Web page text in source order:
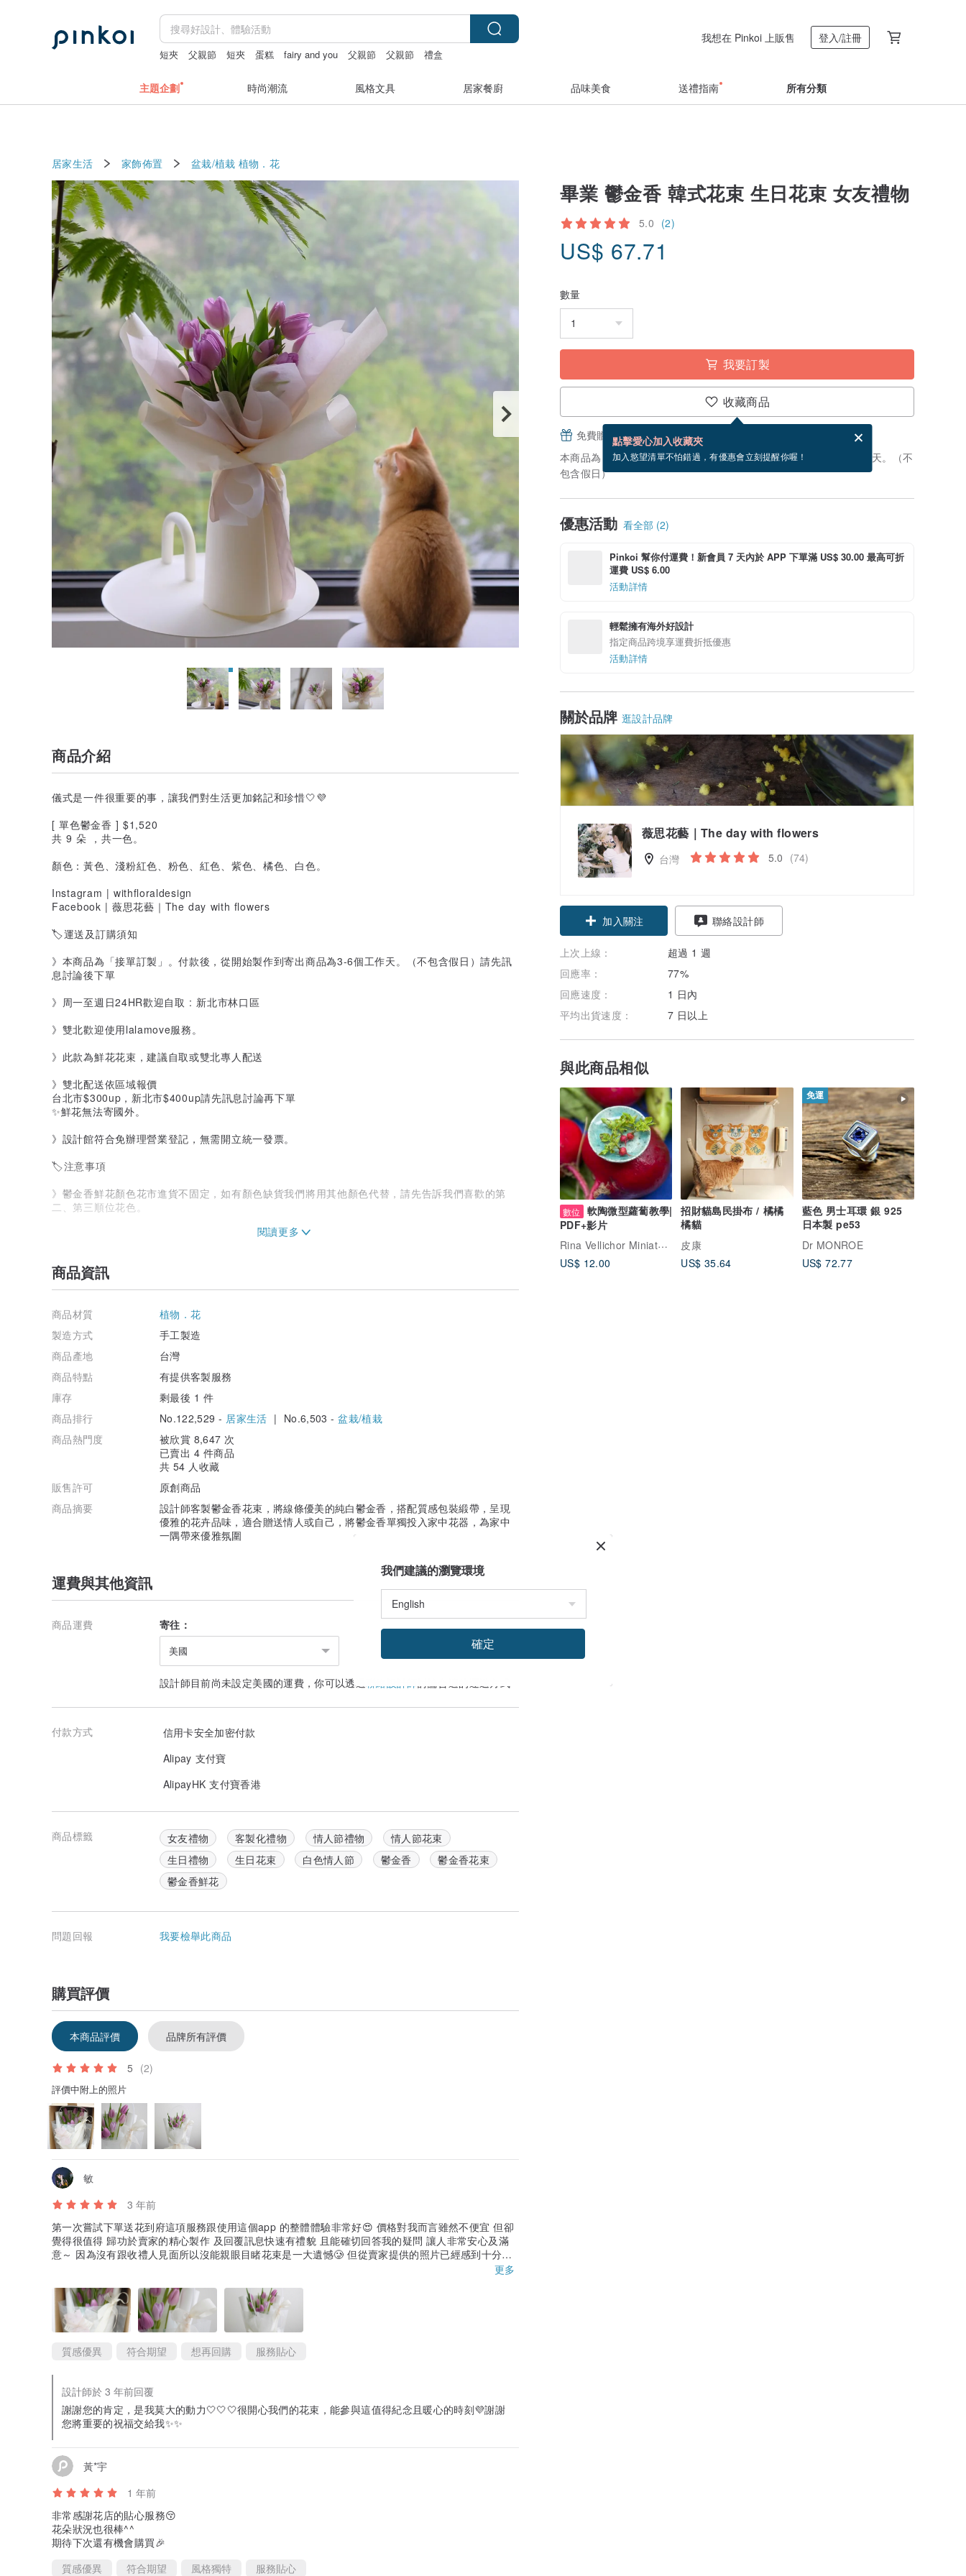
短夾 父親節 短夾 蛋糕 fairy and you 父親節 父親節 禮盒
我想在 Pinkoi 上販售 登入/註冊
主題企劃 時尚潮流 風格文具 居家餐廚 品味美食 送禮指南 所有分類
居家生活 家飾佈置 盆栽/植栽 植物．花
畢業 鬱金香 韓式花束 生日花束 女友禮物
5.0 (2)
US$ 67.71
數量
我要訂製
收藏商品
點擊愛心加入收藏夾
加入慾望清單不怕錯過，有優惠會立刻提醒你喔！
免費贈送電子賀卡，結帳完成後填寫
本商品為「接單訂製」。付款後，從開始製作到寄出商品為 3 個工作天。（不
包含假日）
優惠活動 看全部 (2)
Pinkoi 幫你付運費！新會員 7 天內於 APP 下單滿 US$ 30.00 最高可折
運費 US$ 6.00
活動詳情
輕鬆擁有海外好設計
指定商品跨境享運費折抵優惠
活動詳情
關於品牌 逛設計品牌
薇思花藝｜The day with flowers
台灣 5.0 (74)
加入關注 聯絡設計師
上次上線：
超過 1 週
回應率：
77%
回應速度：
1 日內
平均出貨速度：
7 日以上
與此商品相似
數位
軟陶微型蘿蔔教學|
PDF+影片
Rina Vellichor Miniatures
US$ 12.00
招財貓島民掛布 / 橘橘
橘貓
皮康
US$ 35.64
免運
藍色 男士耳環 銀 925
日本製 pe53
Dr MONROE
US$ 72.77
商品介紹
儀式是一件很重要的事，讓我們對生活更加銘記和珍惜🤍💜
[ 單色鬱金香 ] $1,520
共 9 朵 ，共一色。
顏色：黃色、淺粉紅色、粉色、紅色、紫色、橘色、白色。
Instagram | withfloraldesign
Facebook | 薇思花藝｜The day with flowers
🏷運送及訂購須知
》本商品為「接單訂製」。付款後，從開始製作到寄出商品為3-6個工作天。（不包含假日）請先訊
息討論後下單
》周一至週日24HR歡迎自取 : 新北市林口區
》雙北歡迎使用lalamove服務。
》此款為鮮花花束，建議自取或雙北專人配送
》雙北配送依區域報價
台北市$300up，新北市$400up請先訊息討論再下單
✨鮮花無法寄國外。
》設計館符合免辦理營業登記，無需開立統一發票。
🏷注意事項
》鬱金香鮮花顏色花市進貨不固定，如有顏色缺貨我們將用其他顏色代替，請先告訴我們喜歡的第
二、第三順位花色。
🌷鬱金香可能會有的顏色請您參考☺️黃色、淺粉紅色、粉色、紅色、紫色、橘色、白色
材為您設計，請您確認體諒與理解後訂製
商品資訊
商品材質
植物．花
製造方式
手工製造
商品產地
台灣
商品特點
有提供客製服務
庫存
剩最後 1 件
商品排行
No.122,529 - 居家生活 | No.6,503 -盆栽/植栽
商品熱門度
被欣賞 8,647 次
已賣出 4 件商品
共 54 人收藏
販售許可
原創商品
商品摘要
設計師客製鬱金香花束，將線條優美的純白鬱金香，搭配質感包裝緞帶，呈現
優雅的花卉品味，適合贈送情人或自己，將鬱金香單獨投入家中花器，為家中
一隅帶來優雅氛圍
運費與其他資訊
商品運費 寄往：
美國
設計師目前尚未設定美國的運費，你可以透過
付款方式
信用卡安全加密付款
Alipay 支付寶
AlipayHK 支付寶香港
商品標籤 女友禮物 客製化禮物 情人節禮物
情人節花束
生日禮物
生日花束 白色情人節 鬱金香
鬱金香花束
鬱金香鮮花
問題回報 我要檢舉此商品
購買評價
本商品評價 品牌所有評價
5 (2)
評價中附上的照片
敏
3 年前
第一次嘗試下單送花到府這項服務跟使用這個app 的整體體驗非常好😍 價格對我而言雖然不便宜 但卻
覺得很值得 歸功於賣家的精心製作 及回覆訊息快速有禮貌 且能確切回答我的疑問 讓人非常安心及滿
意～ 因為沒有跟收禮人見面所以沒能親眼目睹花束是一大遺憾🥲 但從賣家提供的照片已經感到十分滿
更多
質感優異 符合期望 想再回購 服務貼心
設計師於 3 年前回覆
謝謝您的肯定，是我莫大的動力🤍🤍🤍很開心我們的花束，能參與這值得紀念且暖心的時刻💜謝謝
您將重要的祝福交給我✨✨
黃*宇
1 年前
非常感謝花店的貼心服務😚
花朵狀況也很棒^^
期待下次還有機會購買🎉
質感優異
符合期望 風格獨特 服務貼心
我們建議的瀏覽環境
確定